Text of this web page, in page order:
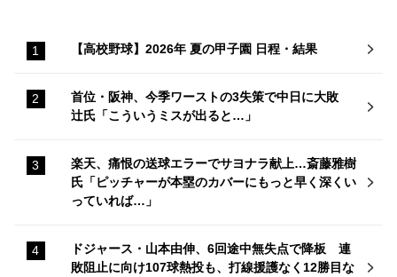
【高校野球】2026年 夏の甲子園 日程・結果
首位・阪神、今季ワーストの3失策で中日に大敗
辻氏「こういうミスが出ると…」
楽天、痛恨の送球エラーでサヨナラ献上…斎藤雅樹
氏「ピッチャーが本塁のカバーにもっと早く深くい
っていれば…」
ドジャース・山本由伸、6回途中無失点で降板 連
敗阻止に向け107球熱投も、打線援護なく12勝目な